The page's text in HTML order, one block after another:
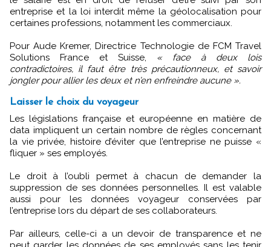
entreprise et la loi interdit même la géolocalisation pour
certaines professions, notamment les commerciaux.
Pour Aude Kremer, Directrice Technologie de FCM Travel
Solutions France et Suisse, « face à deux lois
contradictoires, il faut être très précautionneux, et savoir
jongler pour allier les deux et n’en enfreindre aucune ».
Laisser le choix du voyageur
Les législations française et européenne en matière de
data impliquent un certain nombre de règles concernant
la vie privée, histoire d’éviter que l’entreprise ne puisse «
fliquer » ses employés.
Le droit à l’oubli permet à chacun de demander la
suppression de ses données personnelles. Il est valable
aussi pour les données voyageur conservées par
l’entreprise lors du départ de ses collaborateurs.
Par ailleurs, celle-ci a un devoir de transparence et ne